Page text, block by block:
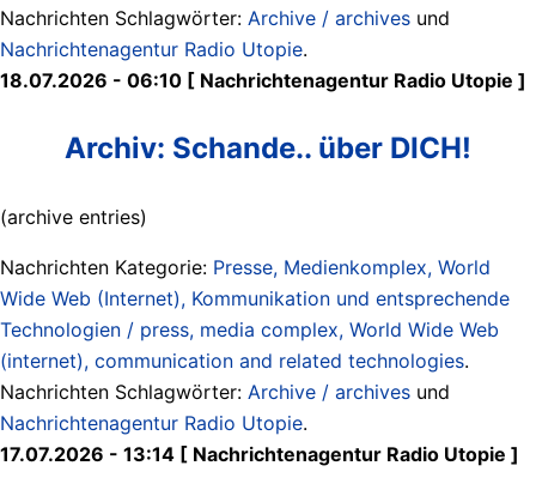
Nachrichten Schlagwörter: Archive / archives und
Nachrichtenagentur Radio Utopie.
18.07.2026 - 06:10 [ Nachrichtenagentur Radio Utopie ]
Archiv: Schande.. über DICH!
(archive entries)
Nachrichten Kategorie: Presse, Medienkomplex, World
Wide Web (Internet), Kommunikation und entsprechende
Technologien / press, media complex, World Wide Web
(internet), communication and related technologies.
Nachrichten Schlagwörter: Archive / archives und
Nachrichtenagentur Radio Utopie.
17.07.2026 - 13:14 [ Nachrichtenagentur Radio Utopie ]